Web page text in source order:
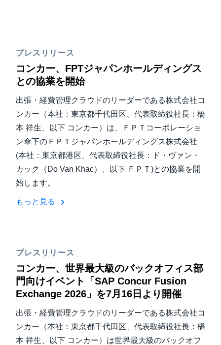
プレスリリース
コンカー、FPTジャパンホールディングス
との協業を開始
出張・経費管理クラウドのリーダーである株式会社コ
ンカー（本社：東京都千代田区、代表取締役社長：橋
本 祥生、以下 コンカー）は、ＦＰＴコーポレーショ
ン傘下のＦＰＴジャパンホールディングス株式会社
(本社：東京都港区、代表取締役社長：ド・ヴァン・
カック（Do Van Khac）、以下 ＦＰＴ)との協業を開
始します。
もっと見る
プレスリリース
コンカー、世界最大級のバックオフィス部
門向けイベント「SAP Concur Fusion
Exchange 2026」を7月16日より開催
出張・経費管理クラウドのリーダーである株式会社コ
ンカー（本社：東京都千代田区、代表取締役社長：橋
本 祥生、以下 コンカー）は世界最大級のバックオフ